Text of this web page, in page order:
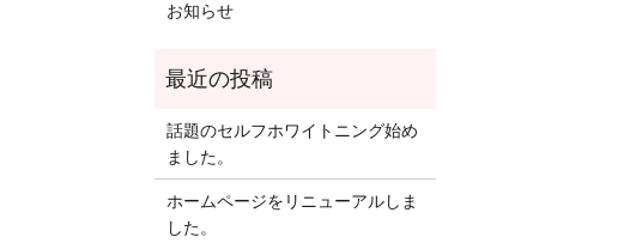
お知らせ
話題のセルフホワイトニング始め
ました。
ホームページをリニューアルしま
した。